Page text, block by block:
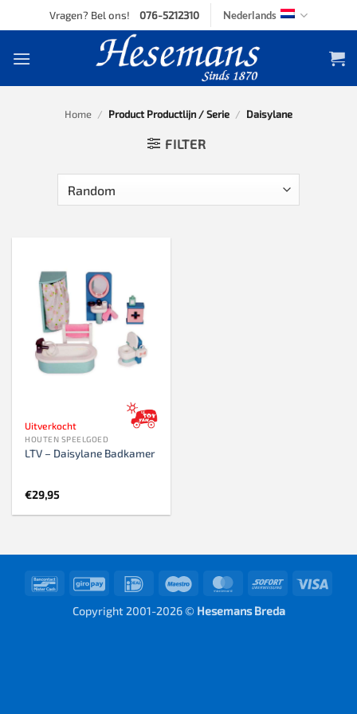
to
Vragen? Bel ons! 076-5212310 Nederlands
Home / Product Productlijn / Serie / Daisylane
FILTER
Uitverkocht
HOUTEN SPEELGOED
LTV – Daisylane Badkamer
€29,95
BancontactGiroPay IDeal Maestro MasterCardSofort
Copyright 2001-2026 © Hesemans Breda